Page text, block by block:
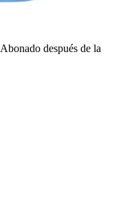
Abonado después de la